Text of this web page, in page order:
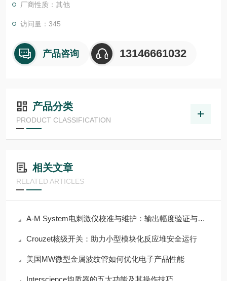
厂商性质：其他
访问量：345
产品咨询 13146661032
产品分类
PRODUCT CLASSIFICATION
相关文章
RELATED ARTICLES
A-M System电刺激仪校准与维护：输出幅度验证与电极接口检查
Crouzet核级开关：助力小型模块化反应堆安全运行
美国MW微型金属波纹管如何优化电子产品性能
Interscience均质器的五大功能及其操作技巧